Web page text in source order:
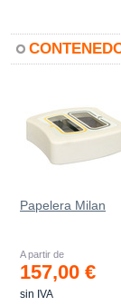
Papelera Milan
A partir de
157,00 €
sin IVA